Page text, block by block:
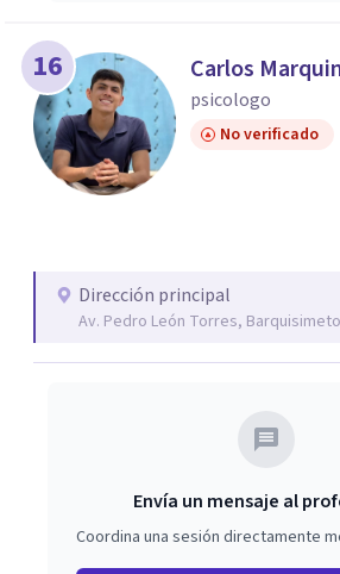
16 Carlos
psicologo
No verificado
Dirección principal
Av. Pedro León Torres,
Envía un mensaje al
Coordina una sesión directamente